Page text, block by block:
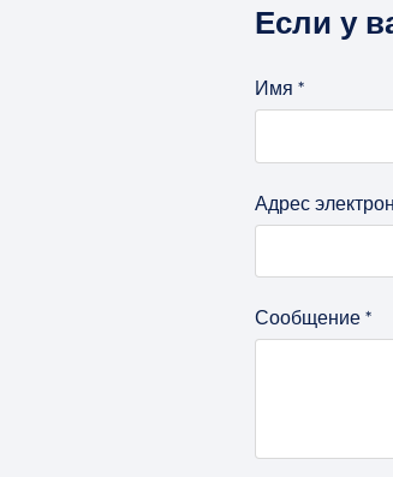
Если у
Имя *
Адрес
Сообщение *